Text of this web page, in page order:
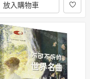
放入購物車